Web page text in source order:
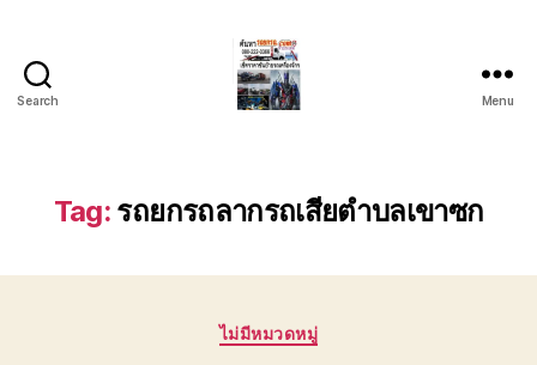
Search
ลาก
รถ
ชลบุรี
ชั่วโมง
Menu
Tag: รถยกรถลากรถเสียตำบลเขาซก
Categories
ไม่มีหมวดหมู่